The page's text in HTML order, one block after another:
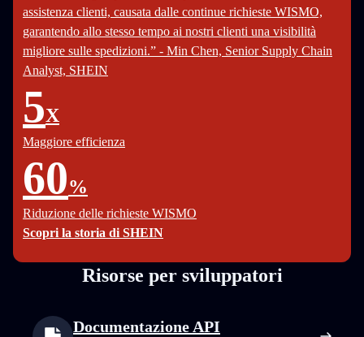
assistenza clienti, causata dalle continue richieste WISMO,
garantendo allo stesso tempo ai nostri clienti una visibilità
migliore sulle spedizioni.” - Min Chen, Senior Supply Chain
Analyst, SHEIN
5X
Maggiore efficienza
60%
Riduzione delle richieste WISMO
Scopri la storia di SHEIN
Risorse per sviluppatori
Documentazione API